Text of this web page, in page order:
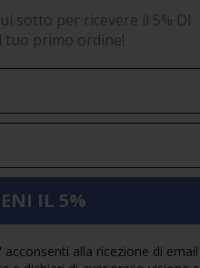
sotto per ricevere il 5% DI
tuo primo ordine!
IL 5%
alla ricezione di email